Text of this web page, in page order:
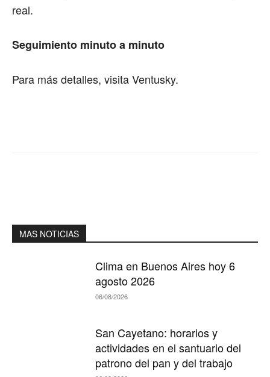
real.
Seguimiento minuto a minuto
Para más detalles, visita Ventusky.
MAS NOTICIAS
Clima en Buenos Aires hoy 6
agosto 2026
06/08/2026
San Cayetano: horarios y
actividades en el santuario del
patrono del pan y del trabajo